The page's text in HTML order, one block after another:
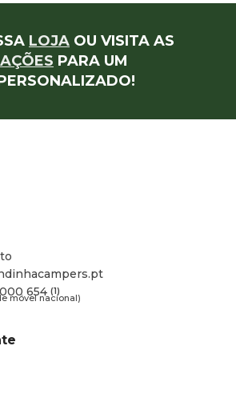
LOJA OU VISITA AS
PARA UM
000 654 (1)
móvel nacional)